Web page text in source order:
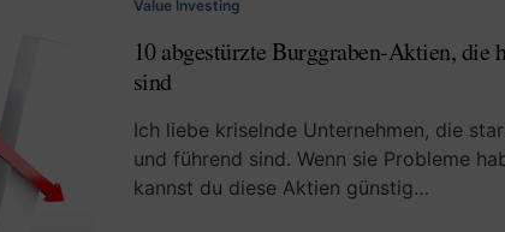
Value Investing
10 abgestürzte Burggraben-Aktien, die
sind
Ich liebe kriselnde Unternehmen, die
und führend sind. Wenn sie Probleme
kannst du diese Aktien günstig…